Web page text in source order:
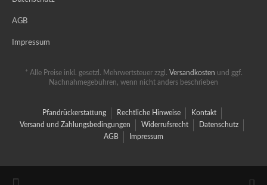
AGB
Impressum
* Alle Preise inkl. gesetzl. Mehrwertsteuer zzgl. Versandkosten und ggf.
Nachnahmegebühren, wenn nicht anders beschrieben
Pfandrückerstattung Rechtliche Hinweise
Kontakt
Versand und Zahlungsbedingungen
Widerrufsrecht
Datenschutz
AGB
Impressum